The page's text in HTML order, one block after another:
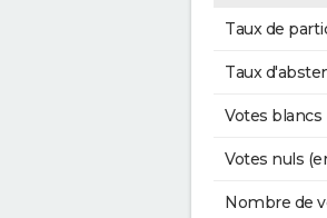
Taux de
Taux
Votes
Votes nuls
Nombre de